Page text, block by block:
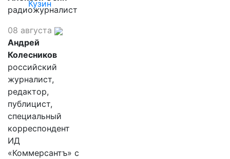
Кузин
радиожурналист
08 августа
Андрей
Колесников
российский
журналист,
редактор,
публицист,
специальный
корреспондент
ИД
«Коммерсантъ» с